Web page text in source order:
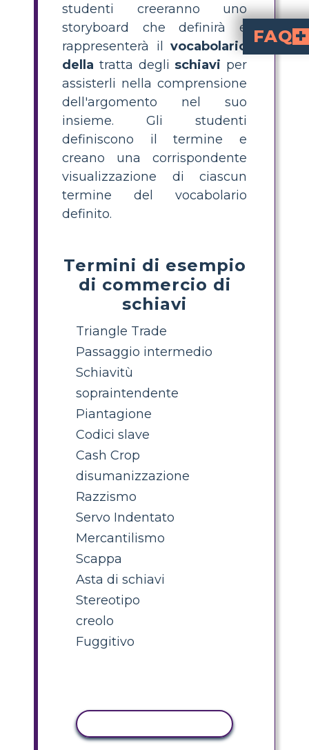
studenti creeranno uno
storyboard che definirà e
rappresenterà il vocabolario
della tratta degli schiavi per
assisterli nella comprensione
dell'argomento nel suo
insieme. Gli studenti
definiscono il termine e
creano una corrispondente
visualizzazione di ciascun
termine del vocabolario
definito.
Termini di esempio
di commercio di
schiavi
Triangle Trade
Passaggio intermedio
Schiavitù
sopraintendente
Piantagione
Codici slave
Cash Crop
disumanizzazione
Razzismo
Servo Indentato
Mercantilismo
Scappa
Asta di schiavi
Stereotipo
creolo
Fuggitivo
FAQ